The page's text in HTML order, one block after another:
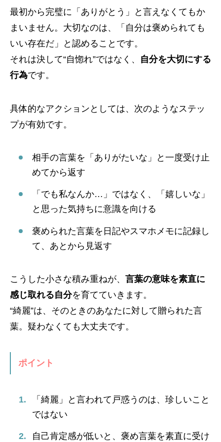
最初から完璧に「ありがとう」と言えなくてもか
まいません。大切なのは、「自分は褒められても
いい存在だ」と認めることです。
それは決して“自惚れ”ではなく、 自分を大切にする
行為です。
具体的なアクションとしては、次のようなステッ
プが有効です。
相手の言葉を「ありがたいな」と一度受け止
めてから返す
「でも私なんか…」ではなく、「嬉しいな」
と思った気持ちに意識を向ける
褒められた言葉を日記やスマホメモに記録し
て、あとから見返す
こうした小さな積み重ねが、 言葉の意味を素直に
感じ取れる自分を育てていきます。
“綺麗”は、そのときのあなたに対して贈られた言
葉。疑わなくても大丈夫です。
ポイント
「綺麗」と言われて戸惑うのは、珍しいこと
ではない
自己肯定感が低いと、褒め言葉を素直に受け